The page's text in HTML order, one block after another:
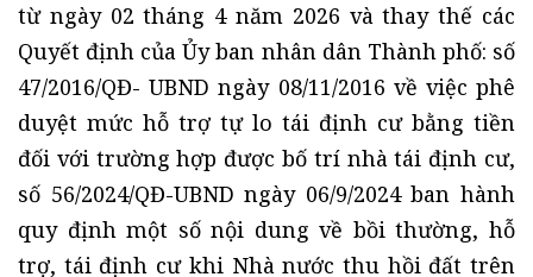
từ ngày 02 tháng 4 năm 2026 và thay thế các
Quyết định của Ủy ban nhân dân Thành phố: số
47/2016/QĐ- UBND ngày 08/11/2016 về việc phê
duyệt mức hỗ trợ tự lo tái định cư bằng tiền
đối với trường hợp được bố trí nhà tái định cư,
số 56/2024/QĐ-UBND ngày 06/9/2024 ban hành
quy định một số nội dung về bồi thường, hỗ
trợ, tái định cư khi Nhà nước thu hồi đất trên